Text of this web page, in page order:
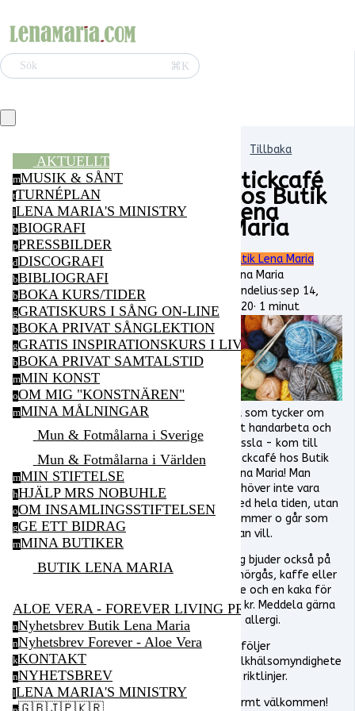
Sök ⌘K
AKTUELLT
mMUSIK & SÅNT
tTURNÉPLAN
lLENA MARIA'S MINISTRY
bBIOGRAFI
pPRESSBILDER
dDISCOGRAFI
bBIBLIOGRAFI
bBOKA KURS/TIDER
gGRATISKURS I SÅNG ON-LINE
bBOKA PRIVAT SÅNGLEKTION
gGRATIS INSPIRATIONSKURS I LIVSGLÄDJE ON-
bBOKA PRIVAT SAMTALSTID
mMIN KONST
oOM MIG "KONSTNÄREN"
mMINA MÅLNINGAR
Mun & Fotmålarna i Sverige
Mun & Fotmålarna i Världen
mMIN STIFTELSE
hHJÄLP MRS NOBUHLE
oOM INSAMLINGSSTIFTELSEN
gGE ETT BIDRAG
mMINA BUTIKER
BUTIK LENA MARIA
ALOE VERA - FOREVER LIVING PRODUCTS
nNyhetsbrev Butik Lena Maria
nNyhetsbrev Forever - Aloe Vera
kKONTAKT
nNYHETSBREV
lLENA MARIA'S MINISTRY
Tillbaka
Stickcafé
hos Butik
Lena
Maria
Butik Lena Maria
Lena Maria
Vendelius·sep 14,
2020· 1 minut
Du som tycker om
att handarbeta och
pyssla - kom till
stickcafé hos Butik
Lena Maria! Man
behöver inte vara
med hela tiden, utan
kommer o går som
man vill.
Jag bjuder också på
smörgås, kaffe eller
the och en kaka för
50 kr. Meddela gärna
ev. allergi.
Vi följer
folkhälsomyndighete
ns riktlinjer.
Varmt välkommen!